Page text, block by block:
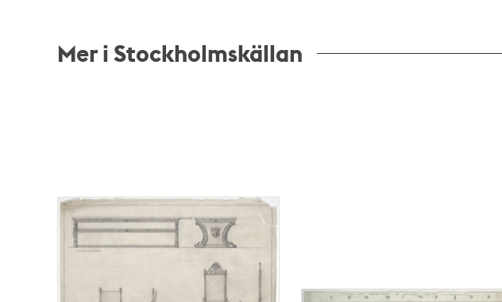
Mer i Stockholmskällan